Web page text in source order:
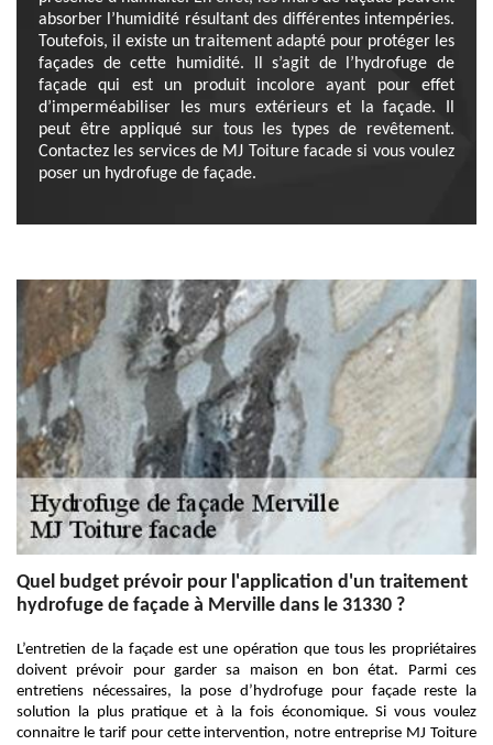
absorber l’humidité résultant des différentes intempéries.
Toutefois, il existe un traitement adapté pour protéger les
façades de cette humidité. Il s’agit de l’hydrofuge de
façade qui est un produit incolore ayant pour effet
d’imperméabiliser les murs extérieurs et la façade. Il
peut être appliqué sur tous les types de revêtement.
Contactez les services de MJ Toiture facade si vous voulez
poser un hydrofuge de façade.
Quel budget prévoir pour l'application d'un traitement
hydrofuge de façade à Merville dans le 31330 ?
L’entretien de la façade est une opération que tous les propriétaires
doivent prévoir pour garder sa maison en bon état. Parmi ces
entretiens nécessaires, la pose d’hydrofuge pour façade reste la
solution la plus pratique et à la fois économique. Si vous voulez
connaitre le tarif pour cette intervention, notre entreprise MJ Toiture